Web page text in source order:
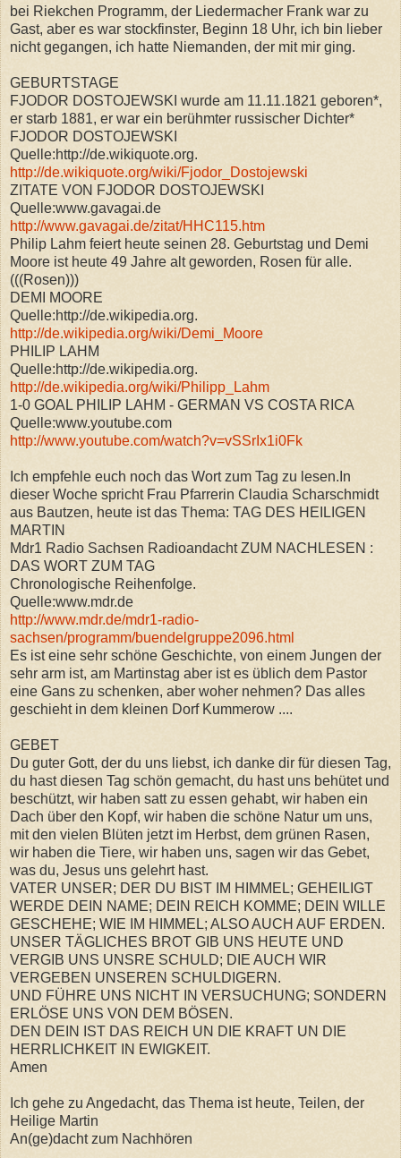
bei Riekchen Programm, der Liedermacher Frank war zu
Gast, aber es war stockfinster, Beginn 18 Uhr, ich bin lieber
nicht gegangen, ich hatte Niemanden, der mit mir ging.
GEBURTSTAGE
FJODOR DOSTOJEWSKI wurde am 11.11.1821 geboren*,
er starb 1881, er war ein berühmter russischer Dichter*
FJODOR DOSTOJEWSKI
Quelle:http://de.wikiquote.org.
http://de.wikiquote.org/wiki/Fjodor_Dostojewski
ZITATE VON FJODOR DOSTOJEWSKI
Quelle:www.gavagai.de
http://www.gavagai.de/zitat/HHC115.htm
Philip Lahm feiert heute seinen 28. Geburtstag und Demi
Moore ist heute 49 Jahre alt geworden, Rosen für alle.
(((Rosen)))
DEMI MOORE
Quelle:http://de.wikipedia.org.
http://de.wikipedia.org/wiki/Demi_Moore
PHILIP LAHM
Quelle:http://de.wikipedia.org.
http://de.wikipedia.org/wiki/Philipp_Lahm
1-0 GOAL PHILIP LAHM - GERMAN VS COSTA RICA
Quelle:www.youtube.com
http://www.youtube.com/watch?v=vSSrIx1i0Fk
Ich empfehle euch noch das Wort zum Tag zu lesen.In
dieser Woche spricht Frau Pfarrerin Claudia Scharschmidt
aus Bautzen, heute ist das Thema: TAG DES HEILIGEN
MARTIN
Mdr1 Radio Sachsen Radioandacht ZUM NACHLESEN :
DAS WORT ZUM TAG
Chronologische Reihenfolge.
Quelle:www.mdr.de
http://www.mdr.de/mdr1-radio-
sachsen/programm/buendelgruppe2096.html
Es ist eine sehr schöne Geschichte, von einem Jungen der
sehr arm ist, am Martinstag aber ist es üblich dem Pastor
eine Gans zu schenken, aber woher nehmen? Das alles
geschieht in dem kleinen Dorf Kummerow ....
GEBET
Du guter Gott, der du uns liebst, ich danke dir für diesen Tag,
du hast diesen Tag schön gemacht, du hast uns behütet und
beschützt, wir haben satt zu essen gehabt, wir haben ein
Dach über den Kopf, wir haben die schöne Natur um uns,
mit den vielen Blüten jetzt im Herbst, dem grünen Rasen,
wir haben die Tiere, wir haben uns, sagen wir das Gebet,
was du, Jesus uns gelehrt hast.
VATER UNSER; DER DU BIST IM HIMMEL; GEHEILIGT
WERDE DEIN NAME; DEIN REICH KOMME; DEIN WILLE
GESCHEHE; WIE IM HIMMEL; ALSO AUCH AUF ERDEN.
UNSER TÄGLICHES BROT GIB UNS HEUTE UND
VERGIB UNS UNSRE SCHULD; DIE AUCH WIR
VERGEBEN UNSEREN SCHULDIGERN.
UND FÜHRE UNS NICHT IN VERSUCHUNG; SONDERN
ERLÖSE UNS VON DEM BÖSEN.
DEN DEIN IST DAS REICH UN DIE KRAFT UN DIE
HERRLICHKEIT IN EWIGKEIT.
Amen
Ich gehe zu Angedacht, das Thema ist heute, Teilen, der
Heilige Martin
An(ge)dacht zum Nachhören